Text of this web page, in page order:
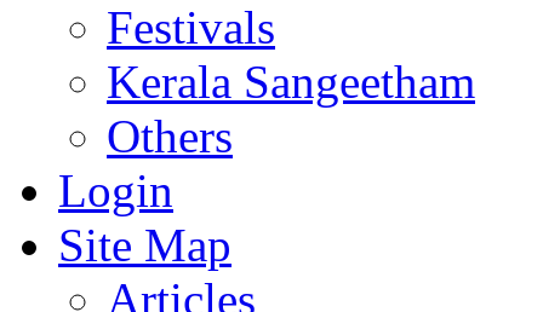
Festivals
Kerala Sangeetham
Others
Login
Site Map
Articles